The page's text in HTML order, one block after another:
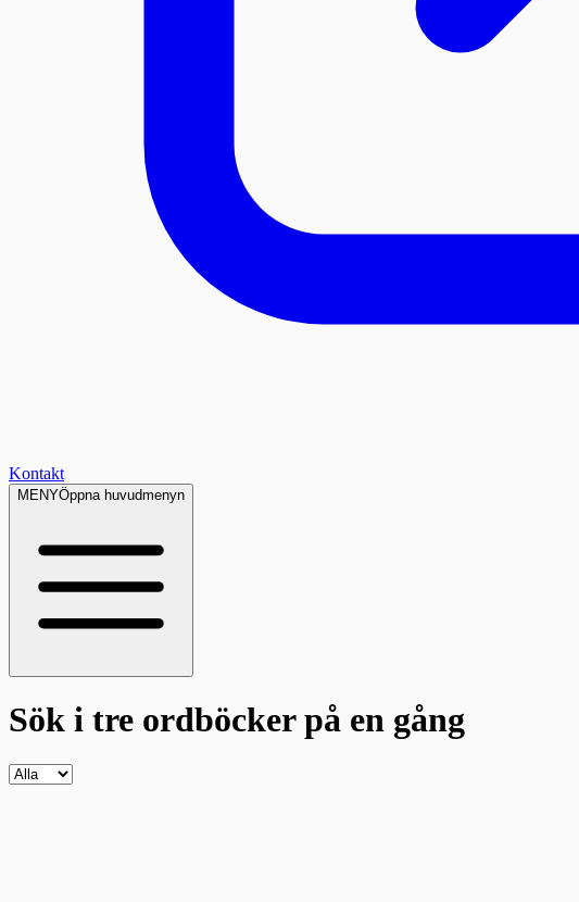
Kontakt
MENYÖppna huvudmenyn
Sök i tre ordböckerpå en gång